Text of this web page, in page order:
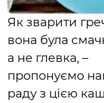
Як зварити
вона була
а не глевка, –
пропонуємо
раду з цією